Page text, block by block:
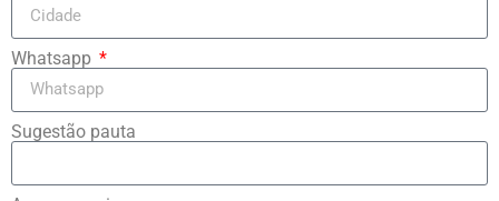
Whatsapp
Sugestão pauta